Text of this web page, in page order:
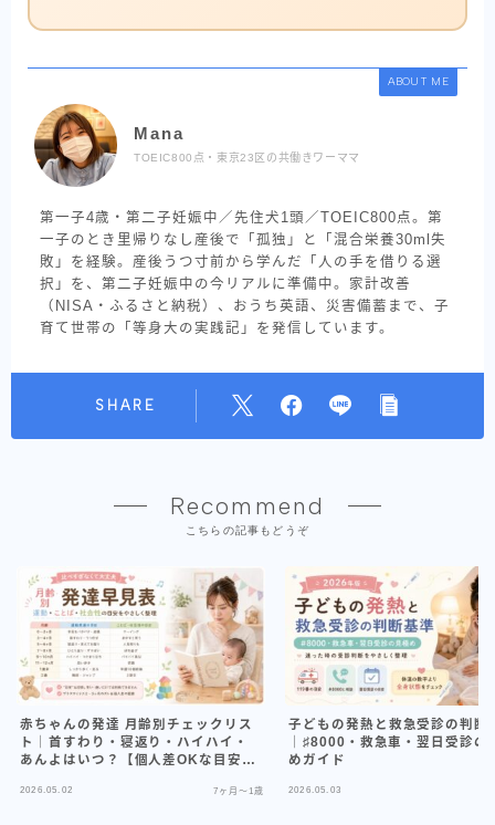
ABOUT ME
Mana
TOEIC800点・東京23区の共働きワーママ
第一子4歳・第二子妊娠中／先住犬1頭／TOEIC800点。第
一子のとき里帰りなし産後で「孤独」と「混合栄養30ml失
敗」を経験。産後うつ寸前から学んだ「人の手を借りる選
択」を、第二子妊娠中の今リアルに準備中。家計改善
（NISA・ふるさと納税）、おうち英語、災害備蓄まで、子
育て世帯の「等身大の実践記」を発信しています。
SHARE
Recommend
こちらの記事もどうぞ
赤ちゃんの発達 月齢別チェックリス
ト｜首すわり・寝返り・ハイハイ・
あんよはいつ？【個人差OKな目安ガ
2026.05.02 7ヶ月〜1歳
子どもの発熱と救急受診の判断
｜♯8000・救急車・翌日受診の
めガイド
2026.05.03